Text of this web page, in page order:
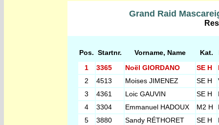
Grand Raid
Pos. Startnr. Vorname, Name Kat.
1
3365 Noël GIORDANO SE H
2
4513 Moises JIMENEZ SE H
3
4361 Loic GAUVIN SE H
4
3304 Emmanuel HADOUX M2 H
5
3880 Sandy RÉTHORET SE H